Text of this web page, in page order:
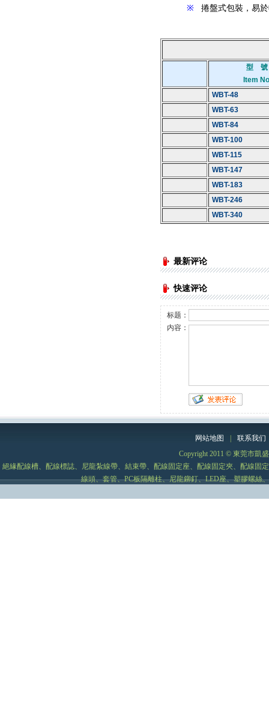
※
捲盤式包裝，易
型 號
Item
WBT-48
WBT-63
WBT-84
WBT-100
WBT-115
WBT-147
WBT-183
WBT-246
WBT-340
最新评论
快速评论
标题：
内容：
网站地图
联系我们
Copyright 2011 © 東莞市
絕緣配線槽、配線標誌、尼龍紮線帶、結束帶、配線固定座、配線固定夾、配線
線頭、套管、PC板隔離柱、尼龍鉚釘、LED座、塑膠螺絲